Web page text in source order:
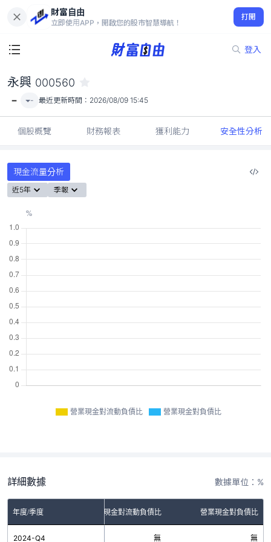
財富自由
立即使用APP，開啟您的股市智慧導航！
打開
登入
-
永興 000560
- - 最近更新時間： 2026/08/09 15:45
個股概覽 財務報表 獲利能力 安全性分析
現金流量分析
近5年 季報
營業現金對流動負債比 營業現金對負債比
詳細數據 數據單位：%
年度/季度 營業現金對流動負債比 營業現金對負債比
2024-Q4 無 無